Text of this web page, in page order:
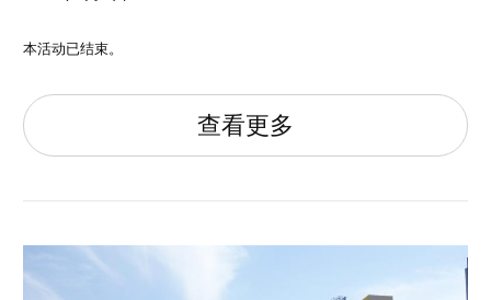
本活动已结束。
查看更多